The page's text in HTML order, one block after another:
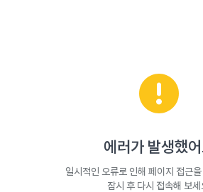
에러가 발생했
일시적인 오류로 인해 페이지 접근
잠시 후 다시 접속해 보세